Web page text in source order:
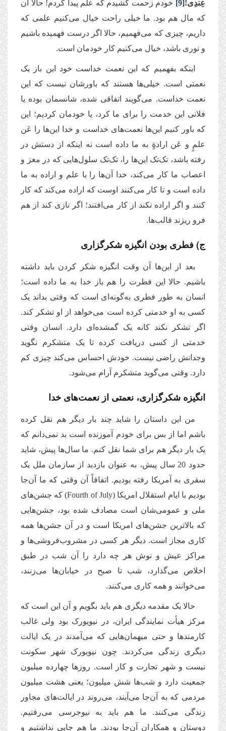
عِندِی![9] خودم زحمت کشیدم که علم پیدا کردم! حالا آن
که مال هم بود. ما خیلی راحت خیال می‌کنیم علمی که
داریم، چیزی که می‌فهمیم، حالا اگر درست فهمیده باشیم
و نوری باشد، خیال می‌کنیم کار خودمان است.
اینکه بفهمیم که این نعمت خداست خود این باز یک
نعمتی است. خیلی‌ها هستند که باورشان نیست که این
نعمت خداست. می‌گویند اتفاقی شده، شانسمان بوده یا
فلانی این خدمت را برای ما کرد، یا خودمان کردیم؛ این
که باور کنیم این‌ها نعمت‌های خداست و خدا این‌ها را عَن
علمٍ و عَن ارادةٍ به ما داده است نه اینکه از دستش در
رفته باشد، تک‌تک این‌ها را، تک‌تک سلول‌هایی که در مغز و
اعصاب ما کار می‌کند، خدا آن‌ها را با علم و اراده به ما
داده است و تا کار می‌کنند اوست که اراده می‌کند که کار
کنند و اگر اراده نکند از کار می‌افتند؛ اگر نازی کند از هم
فرو ریزند قالب‌ها.
ج) فطری بودن انگیزه شکرگزاری
بعد از این‌ها آن وقت انگیزه شکر کردن باید داشته
باشیم. حالا این فطرت را هم باز خدا به ما داده است؛
انسان به طور فطری به‌گونه‌ای است که وقتی بداند یک
کسی به او خدمتی کرده است می‌خواهد از او تشکر کند.
اگر تشکر نکند کانه یک گمشده‌ای دارد. انسان وقتی
خدمتی از کسی دریافت کرده تا یک متشکرم نگوید
وجدانش راضی نیست. خودش احساس می‌کند چیزی کم
دارد. وقتی می‌گوید متشکرم آرام می‌شود.
انگیزه شکرگزاری، نعمتی از نعمت‌های خدا
من این داستان را شاید چند بار دیگر هم نقل کرده
باشم اما از بس برای خودم آموزنده است بد نمی‌دانم که
یک بار دیگر هم برای شما نقل کنم. ما سال‌ها پیش، شاید
حدود 20 سال پیش، به عنوان بازدید از سازمان ملل یک
سفری به آمریکا رفته بودیم. اتفاقاً آن وقتی که ما آن‌جا
بودیم با ایام استقلال امریکا (Fourth of July) که جشن‌های
ملی و عمومی‌شان است مصادف شده بود، جشن‌هایی
که بالاترین جشن‌های امریکا است و در آن جشن‌ها همه
کاری مجاز است. دیگر هر کسی در مشروب‌فروشی‌ها و
مراکز عیش و نوش هر چه دارد را آن شب در طبق
اخلاص می‌گذارد، شب تا صبح در خیابان‌ها می‌زنند،
می‌خوانند و همه کاری می‌کنند.
حالا یک مقدمه دیگری هم باید بگویم و آن این است که
مرکز هیأت نمایندگی ایران، در نیویورک بود ولی غالب
کارمندها و حتی میهمان‌هایی که می‌آمدند در یک ایالت
دیگری زندگی می‌کردند. چون نیویورک شهر سکونت
نیست و شهر تجارت و کار است. روزها چهارده میلیون
جمعیت دارد و شب‌ها شش میلیون؛ یعنی هشت میلیون
مردمی که به آن‌جا می‌آیند، می‌روند در ایالت‌های مجاور
زندگی می‌کنند. ما هم باید به نیوجرسی می‌رفتیم.
دوستان و همکاران آن‌جا بودند. ما هم جایی نداشتیم و